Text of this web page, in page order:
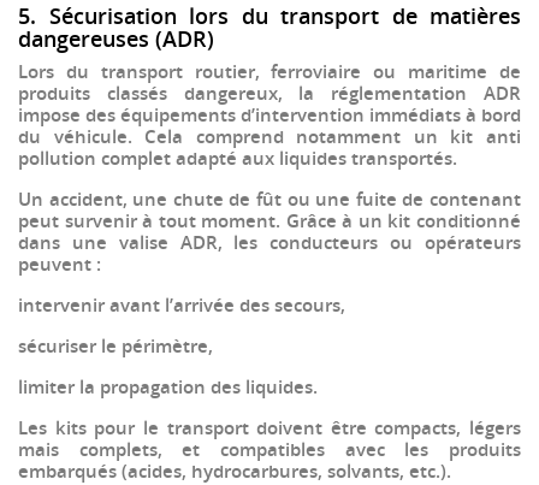
5. Sécurisation lors du transport de matières
dangereuses (ADR)
Lors du transport routier,ferroviaire ou maritime de
produits classés dangereux, la réglementation ADR
impose des équipements d’intervention immédiats à bord
du véhicule. Cela comprend notamment un kit anti
pollution complet adapté aux liquides transportés.
Un accident, une chute de fût ou une fuite de contenant
peut survenir à tout moment. Grâce à un kit conditionné
dans une valise ADR, les conducteurs ou opérateurs
peuvent :
intervenir avant l’arrivée des secours,
sécuriser le périmètre,
limiter la propagation des liquides.
Les kits pour le transport doivent êtrecompacts, légers
mais complets, et compatibles avec les produits
embarqués (acides, hydrocarbures, solvants, etc.).